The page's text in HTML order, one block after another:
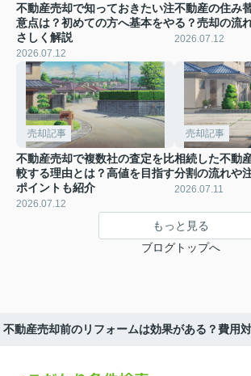
不動産売却で知っておきたい注
意点は？初めての方へ基本をや
さしく解説
2026.07.12
不動産の住み
る？売却の流
2026.07.12
売却記事
不動産売却で複数社の査定を比
較する理由とは？高値を目指す
ポイントも紹介
2026.07.12
売却記事
相続した不動
分割の流れや
2026.07.11
もっと見る
ブログトップへ
不動産売却前のリフォームは効果がある？費用